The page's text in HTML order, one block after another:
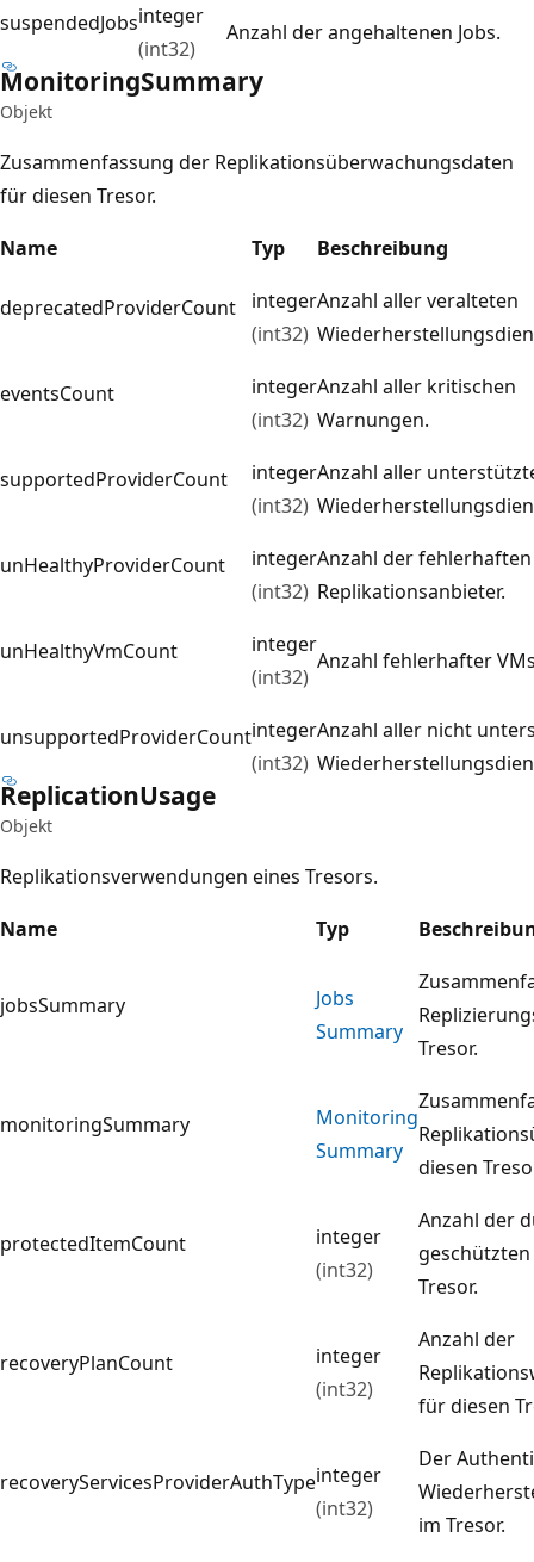
suspendedJobsinteger
(int32)
Anzahl der angehaltenen Jobs.
MonitoringSummary
Objekt
Zusammenfassung der Replikationsüberwachungsdaten
für diesen Tresor.
Name
Typ Beschreibung
deprecatedProviderCount
integer
(int32)
Anzahl aller veralteten
eventsCount
integer
(int32)
Anzahl aller kritischen
Warnungen.
supportedProviderCount
integer
(int32)
Anzahl aller
unHealthyProviderCount
integer
(int32)
Anzahl der fehlerhaften
Replikationsanbieter.
unHealthyVmCount
integer
(int32)
Anzahl fehlerhafter
unsupportedProviderCountinteger
(int32)
Anzahl aller nicht
ReplicationUsage
Objekt
Replikationsverwendungen eines Tresors.
Name
Typ
jobsSummary
Jobs
Summary
Tresor.
monitoringSummary
Monitoring
Summary
diesen
protectedItemCount
integer
(int32)
Anzahl der
Tresor.
recoveryPlanCount
integer
(int32)
Anzahl der
für diesen
recoveryServicesProviderAuthTypeinteger
(int32)
Der
im Tresor.